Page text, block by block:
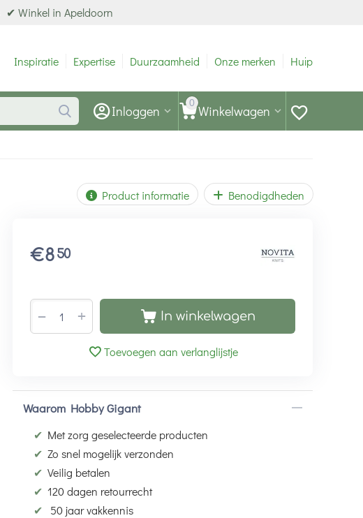
✔ Winkel in Apeldoorn
Inspiratie Expertise Duurzaamheid Onze merken Hulp
0 Winkelwagen
Inloggen
Product informatie Benodigdheden
€8 50
+
− In winkelwagen
Toevoegen aan verlanglijstje
Waarom Hobby Gigant
✔ Met zorg geselecteerde producten
✔ Zo snel mogelijk verzonden
✔ Veilig betalen
✔ 120 dagen retourrecht
✔
50 jaar vakkennis